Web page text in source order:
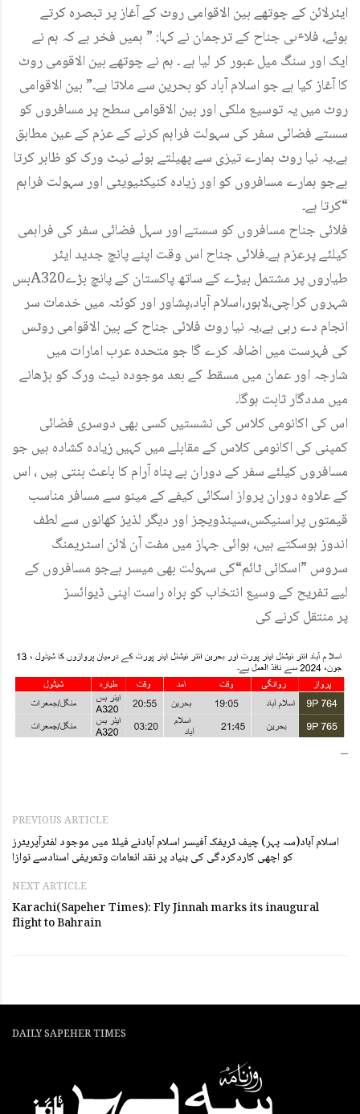
ایئرلائن کے چوتھے بین الاقوامی روٹ کے آغاز پر تبصرہ کرتے
ہوئے، فلاٸی جناح کے ترجمان نے کہا: ” ہمیں فخر ہے کہ ہم نے
ایک اور سنگ میل عبور کر لیا ہے ۔ ہم نے چوتھے بین الاقومی روٹ
کا آغاز کیا ہے جو اسلام آباد کو بحرین سے ملاتا ہے۔” بین الاقوامی
روٹ میں یہ توسیع ملکی اور بین الاقوامی سطح پر مسافروں کو
سستے فضائی سفر کی سہولت فراہم کرنے کے عزم کے عین مطابق
ہے۔یہ نیا روٹ ہمارے تیزی سے پھیلتے ہوئے نیٹ ورک کو ظاہر کرتا
ہےجو ہمارے مسافروں کو اور زیادہ کنیکٹیویٹی اور سہولت فراہم
کرتا ہے۔“
فلائی جناح مسافروں کو سستے اور سہل فضائی سفر کی فراہمی
کیلئے پرعزم ہے۔فلائی جناح اس وقت اپنے پانچ جدید ایئر
بسA320طیاروں پر مشتمل بیڑے کے ساتھ پاکستان کے پانچ بڑے
شہروں کراچی،لاہور،اسلام آباد،پشاور اور کوئٹہ میں خدمات سر
انجام دے رہی ہے،یہ نیا روٹ فلائی جناح کے بین الاقوامی روٹس
کی فہرست میں اضافہ کرے گا جو متحدہ عرب امارات میں
شارجہ اور عمان میں مسقط کے بعد موجودہ نیٹ ورک کو بڑھانے
میں مددگار ثابت ہوگا۔
اس کی اکانومی کلاس کی نشستیں کسی بھی دوسری فضائی
کمپنی کی اکانومی کلاس کے مقابلے میں کہیں زیادہ کشادہ ہیں جو
مسافروں کیلئے سفر کے دوران بے پناہ آرام کا باعث بنتی ہیں ، اس
کے علاوہ دوران پرواز اسکائی کیفے کے مینو سے مسافر مناسب
قیمتوں پراسنیکس،سینڈویچز اور دیگر لذیز کھانوں سے لطف
اندوز ہوسکتے ہیں، ہوائی جہاز میں مفت آن لائن اسٹریمنگ
سروس ”اسکائی ٹائم“کی سہولت بھی میسر ہےجو مسافروں کے
لیے تفریح کے وسیع انتخاب کو براہ راست اپنی ڈیوائسز
پر منتقل کرنے کی
–
PREVIOUS ARTICLE
اسلام آباد(سہ پہر) چیف ٹریفک آفیسر اسلام آبادنے فیلڈ میں موجود لفٹرآپریٹرز
کو اچھی کاردکردگی کی بنیاد پر نقد انعامات وتعریفی اسنادسے نوازا
NEXT ARTICLE
Karachi(Sapeher Times): Fly Jinnah marks its inaugural
flight to Bahrain
DAILY SAPEHER TIMES